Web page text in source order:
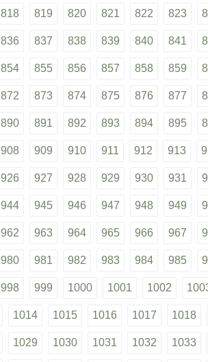
818 819 820 821 822 823
836 837 838 839 840 841
854 855 856 857 858 859
872 873 874 875 876 877
890 891 892 893 894 895
908 909 910 911 912 913
926 927 928 929 930 931
944 945 946 947 948 949
962 963 964 965 966 967
980 981 982 983 984 985
998 999 1000 1001 1002
1014 1015 1016 1017 1018
1029 1030 1031 1032 1033